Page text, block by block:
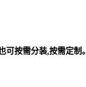
按需分装,按需定制。